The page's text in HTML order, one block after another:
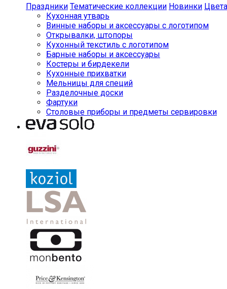
Праздники Тематические коллекции Новинки Цвета
Кухонная утварь
Винные наборы и аксессуары с логотипом
Открывалки, штопоры
Кухонный текстиль с логотипом
Барные наборы и аксессуары
Костеры и бирдекели
Кухонные прихватки
Мельницы для специй
Разделочные доски
Фартуки
Столовые приборы и предметы сервировки